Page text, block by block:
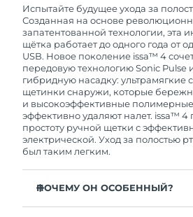
Это означает, что если в
покупки с продуктом
FOREO заменит его бесплатно.
Испытайте будущее ухода за
Созданная на основе
запатентованной технологии, эта
щётка работает до одного года от
USB. Новое поколение issa™ 4
передовую технологию Sonic Pulse
гибридную насадку: ультрамягкие
щетинки снаружи, которые
и высокоэффективные
эффективно удаляют налет. issa™ 4
простоту ручной щетки с
электрической. Уход за полостью
был таким легким.
ПОЧЕМУ ОН ОСОБЕННЫЙ?